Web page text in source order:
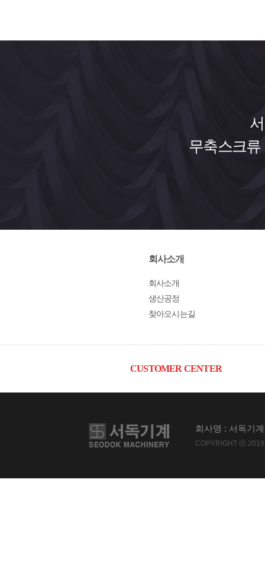
무축스크
회사소개
회사소개
생산공정
찾아오시는길
CUSTOMER CENTER
회사명 : 서독기
COPYRIGHT ⓒ 2019